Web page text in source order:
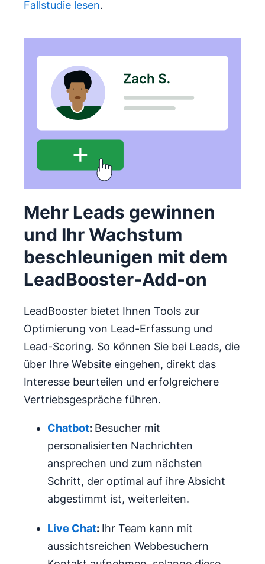
Fallstudie lesen.
Mehr Leads gewinnen
und Ihr Wachstum
beschleunigen mit dem
LeadBooster-Add-on
LeadBooster bietet Ihnen Tools zur
Optimierung von Lead-Erfassung und
Lead-Scoring. So können Sie bei Leads, die
über Ihre Website eingehen, direkt das
Interesse beurteilen und erfolgreichere
Vertriebsgespräche führen.
Chatbot: Besucher mit
personalisierten Nachrichten
ansprechen und zum nächsten
Schritt, der optimal auf ihre Absicht
abgestimmt ist, weiterleiten.
Live Chat: Ihr Team kann mit
aussichtsreichen Webbesuchern